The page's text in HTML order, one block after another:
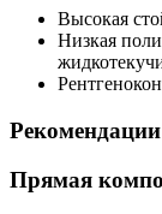
Высокая
Низкая
Прямая